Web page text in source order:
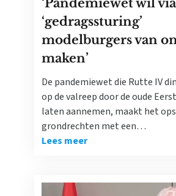
‘Pandemiewet wil via
‘gedragssturing’
modelburgers van
maken’
De pandemiewet die Rutte IV
op de valreep door de oude
laten aannemen, maakt het
grondrechten met een…
Lees meer